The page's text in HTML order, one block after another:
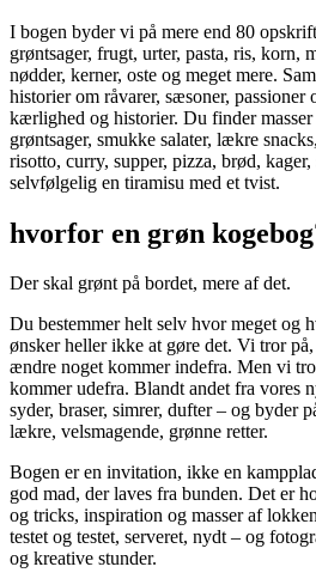
I bogen byder vi på mere end 80
grøntsager, frugt, urter, pasta, ris, korn,
nødder, kerner, oste og meget mere.
historier om råvarer, sæsoner, passioner
kærlighed og historier. Du finder masser
grøntsager, smukke salater, lækre
risotto, curry, supper, pizza, brød,
selvfølgelig en tiramisu med et tvist.
hvorfor en grøn
Der skal grønt på bordet, mere af det.
Du bestemmer helt selv hvor meget og
ønsker heller ikke at gøre det. Vi tror
ændre noget kommer indefra. Men vi
kommer udefra. Blandt andet fra vores
syder, braser, simrer, dufter – og byder
lækre, velsmagende, grønne retter.
Bogen er en invitation, ikke en
god mad, der laves fra bunden. Det er
og tricks, inspiration og masser af
testet og testet, serveret, nydt – og
og kreative stunder.